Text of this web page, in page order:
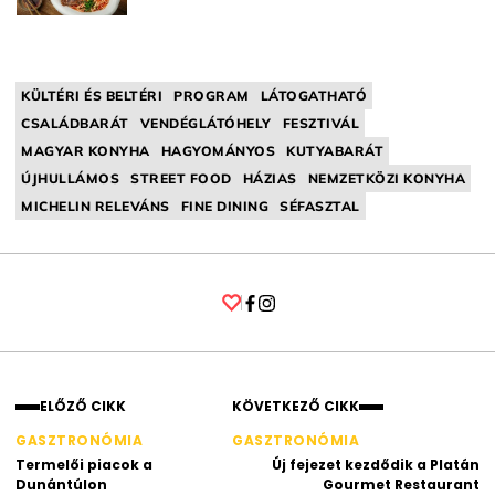
KÜLTÉRI ÉS BELTÉRI PROGRAM
LÁTOGATHATÓ
CSALÁDBARÁT
VENDÉGLÁTÓHELY
FESZTIVÁL
MAGYAR KONYHA
HAGYOMÁNYOS
KUTYABARÁT
ÚJHULLÁMOS
STREET FOOD HÁZIAS
NEMZETKÖZI KONYHA
MICHELIN RELEVÁNS
FINE DINING SÉFASZTAL
ELŐZŐ CIKK
GASZTRONÓMIA
Termelői piacok a
Dunántúlon
KÖVETKEZŐ CIKK
GASZTRONÓMIA
Új fejezet kezdődik a Platán
Gourmet Restaurant